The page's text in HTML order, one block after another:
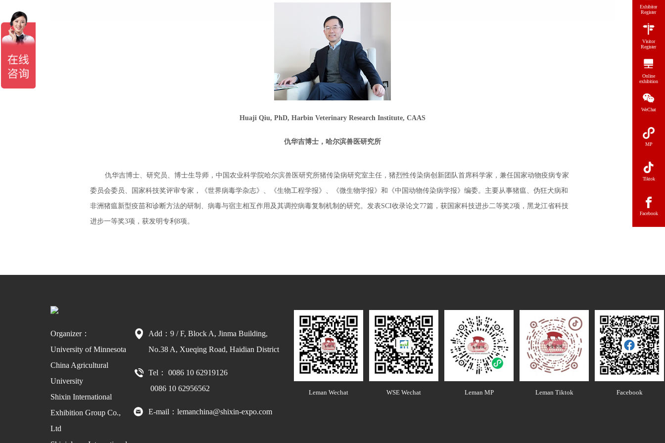
Huaji Qiu, PhD, Harbin Veterinary Research Institute, CAAS
仇华吉博士，哈尔滨兽医研究所
仇华吉博士、研究员、博士生导师，中国农业科学院哈尔滨兽医研究所猪传染病研究室主任，猪烈性传染病创新团队首席科学家，兼任国家动物疫病专家
委员会委员、国家科技奖评审专家，《世界病毒学杂志》、《生物工程学报》、《微生物学报》和《中国动物传染病学报》编委。主要从事猪瘟、伪狂犬病和
非洲猪瘟新型疫苗和诊断方法的研制、病毒与宿主相互作用及其调控病毒复制机制的研究。发表SCI收录论文77篇，获国家科技进步二等奖2项，黑龙江省科技
进步一等奖3项，获发明专利8项。
Organizer：
University of Minnesota
China Agricultural
University
Shixin International
Exhibition Group Co.,
Ltd
Add：9 / F, Block A, Jinma Building,
No.38 A, Xueqing Road, Haidian District
Tel： 0086 10 62919126
0086 10 62956562
E-mail：lemanchina@shixin-expo.com
Leman Wechat WSE Wechat Leman MP Leman Tiktok Facebook
Exhibitor
Register
Visitor
Register
Online
exhibition
WeChat
MP
Tiktok
Facebook